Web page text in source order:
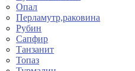
Опал
Перламутр,раковина
Рубин
Сапфир
Танзанит
Топаз